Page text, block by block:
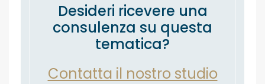
Desideri ricevere una
consulenza su questa
tematica?
Contatta il nostro studio